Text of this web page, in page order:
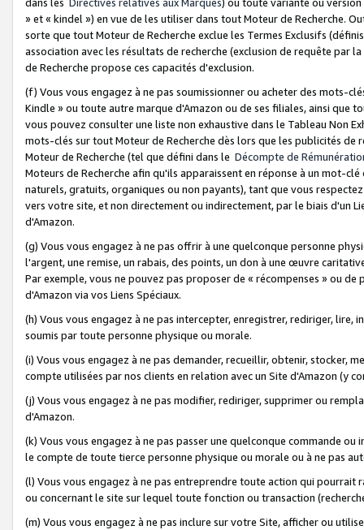
» et « kindel ») en vue de les utiliser dans tout Moteur de Recherche.
sorte que tout Moteur de Recherche exclue les Termes Exclusifs
association avec les résultats de recherche (exclusion de requête
de Recherche propose ces capacités d'exclusion.
(f) Vous vous engagez à ne pas soumissionner ou acheter des mots-
Kindle » ou toute autre marque d'Amazon ou de ses filiales, ainsi que
vous pouvez consulter une liste non exhaustive dans le Tableau Non
mots-clés sur tout Moteur de Recherche dès lors que les publicités de
Moteur de Recherche (tel que défini dans le Décompte de
Moteurs de Recherche afin qu'ils apparaissent en réponse à un mot-
naturels, gratuits, organiques ou non payants), tant que vous
vers votre site, et non directement ou indirectement, par le biais d'un
d'Amazon.
(g) Vous vous engagez à ne pas offrir à une quelconque personne
l'argent, une remise, un rabais, des points, un don à une œuvre
Par exemple, vous ne pouvez pas proposer de « récompenses » ou
d'Amazon via vos Liens Spéciaux.
(h) Vous vous engagez à ne pas intercepter, enregistrer, rediriger,
soumis par toute personne physique ou morale.
(i) Vous vous engagez à ne pas demander, recueillir, obtenir, stocker,
compte utilisées par nos clients en relation avec un Site d'Amazon (y
(j) Vous vous engagez à ne pas modifier, rediriger, supprimer ou
d'Amazon.
(k) Vous vous engagez à ne pas passer une quelconque commande
le compte de toute tierce personne physique ou morale ou à ne pas
(l) Vous vous engagez à ne pas entreprendre toute action qui
ou concernant le site sur lequel toute fonction ou transaction
(m) Vous vous engagez à ne pas inclure sur votre Site, afficher ou